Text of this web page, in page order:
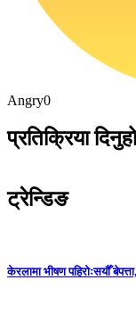
Angry0
प्रतिक्रिया
ट्रेन्डिङ
केरलामा भीषण पहिरोःसयौँ